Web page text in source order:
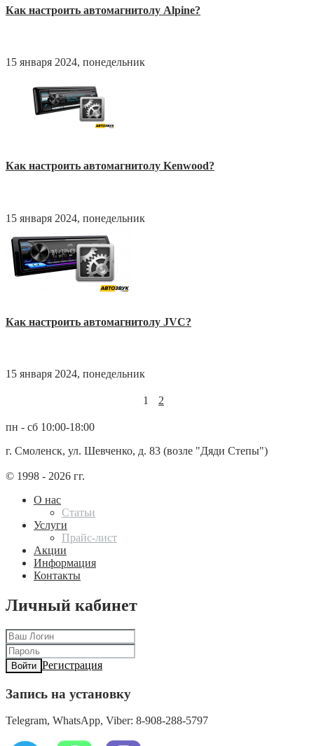
Как настроить автомагнитолу Alpine?
15 января 2024, понедельник
Как настроить автомагнитолу Kenwood?
15 января 2024, понедельник
Как настроить автомагнитолу JVC?
15 января 2024, понедельник
1 2
пн - сб 10:00-18:00
г. Смоленск, ул. Шевченко, д. 83 (возле "Дяди Степы")
© 1998 - 2026 гг.
О нас
Статьи
Услуги
Прайс-лист
Акции
Информация
Контакты
Личный кабинет
Войти Регистрация
Запись на установку
Telegram, WhatsApp, Viber: 8-908-288-5797